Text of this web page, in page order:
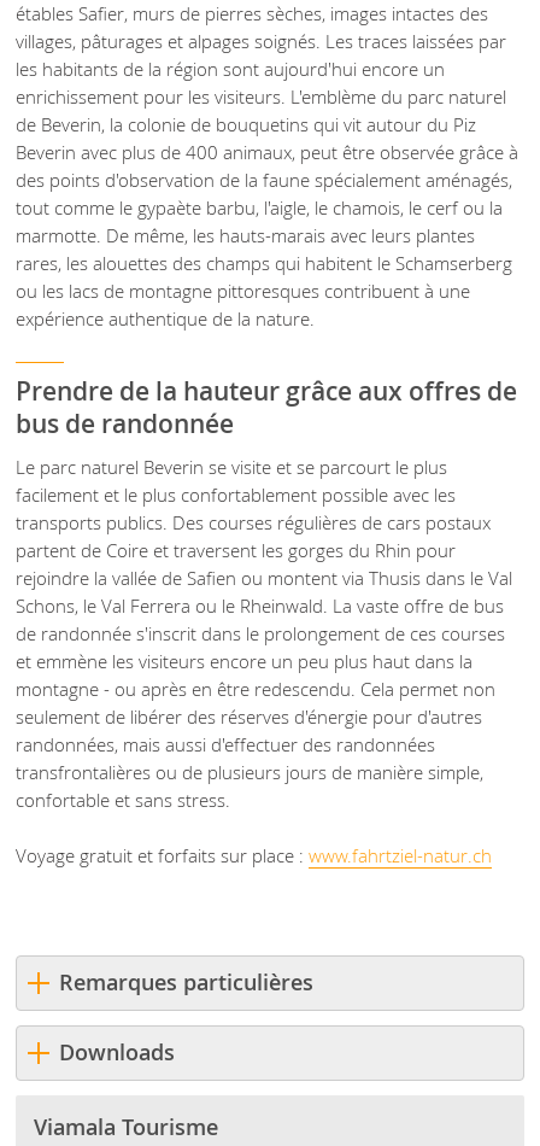
étables Safier, murs de pierres sèches, images intactes des
villages, pâturages et alpages soignés. Les traces laissées par
les habitants de la région sont aujourd'hui encore un
enrichissement pour les visiteurs. L'emblème du parc naturel
de Beverin, la colonie de bouquetins qui vit autour du Piz
Beverin avec plus de 400 animaux, peut être observée grâce à
des points d'observation de la faune spécialement aménagés,
tout comme le gypaète barbu, l'aigle, le chamois, le cerf ou la
marmotte. De même, les hauts-marais avec leurs plantes
rares, les alouettes des champs qui habitent le Schamserberg
ou les lacs de montagne pittoresques contribuent à une
expérience authentique de la nature.
Prendre de la hauteur grâce aux offres de
bus de randonnée
Le parc naturel Beverin se visite et se parcourt le plus
facilement et le plus confortablement possible avec les
transports publics. Des courses régulières de cars postaux
partent de Coire et traversent les gorges du Rhin pour
rejoindre la vallée de Safien ou montent via Thusis dans le Val
Schons, le Val Ferrera ou le Rheinwald. La vaste offre de bus
de randonnée s'inscrit dans le prolongement de ces courses
et emmène les visiteurs encore un peu plus haut dans la
montagne - ou après en être redescendu. Cela permet non
seulement de libérer des réserves d'énergie pour d'autres
randonnées, mais aussi d'effectuer des randonnées
transfrontalières ou de plusieurs jours de manière simple,
confortable et sans stress.
Voyage gratuit et forfaits sur place :www.fahrtziel-natur.ch
Remarques particulières
Downloads
Viamala Tourisme